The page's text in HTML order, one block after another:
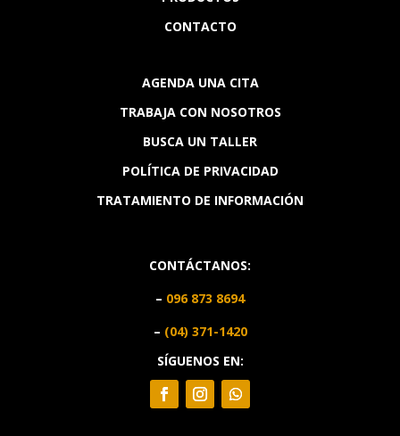
CONTACTO
AGENDA UNA CITA
TRABAJA CON NOSOTROS
BUSCA UN TALLER
POLÍTICA DE PRIVACIDAD
TRATAMIENTO DE INFORMACIÓN
CONTÁCTANOS:
– 096 873 8694
– (04) 371-1420
SÍGUENOS EN: